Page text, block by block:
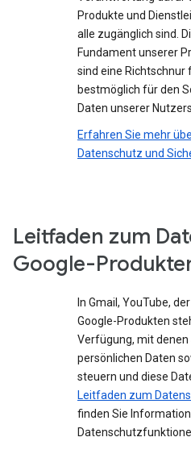
Produkte und
alle zugänglich sind.
Fundament unserer
sind eine Richtschnur
bestmöglich für den
Daten unserer
Erfahren Sie mehr
Datenschutz und
Leitfaden zum
Google-
In Gmail, YouTube,
Google-Produkten
Verfügung, mit denen
persönlichen Daten
steuern und diese
Leitfaden zum
finden Sie